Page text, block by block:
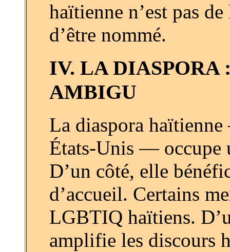
haïtienne n’est pas
d’être nommé.
IV. LA
AMBIGU
La diaspora
États-Unis — occupe
D’un côté, elle
d’accueil. Certains
LGBTIQ haïtiens.
amplifie les discours